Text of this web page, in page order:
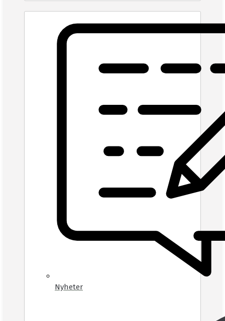
Nyheter